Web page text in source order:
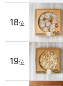
18位
19位